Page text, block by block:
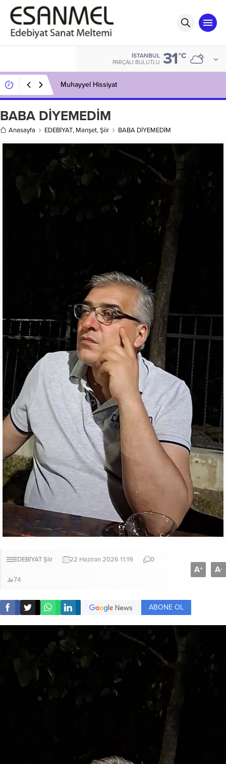
İSTANBUL
PARÇALI BULUTLU 31°C
Muhayyel Hissiyat
BABA DİYEMEDİM
Anasayfa EDEBİYAT, Manşet,Şiir BABA DİYEMEDİM
EDEBİYATŞiir 22 Haziran 2026 11:19 0
74
A+ A-
ABONE OL